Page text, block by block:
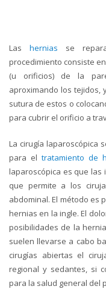
Las hernias se
procedimiento consiste
(u orificios) de la
aproximando los tejidos,
sutura de estos o
para cubrir el orificio a
La cirugía laparoscópica
para el tratamiento de
laparoscópica es que las
que permite a los
abdominal. El método es
hernias en la ingle. El
posibilidades de la
suelen llevarse a cabo
cirugías abiertas el
regional y sedantes, si
para la salud general del